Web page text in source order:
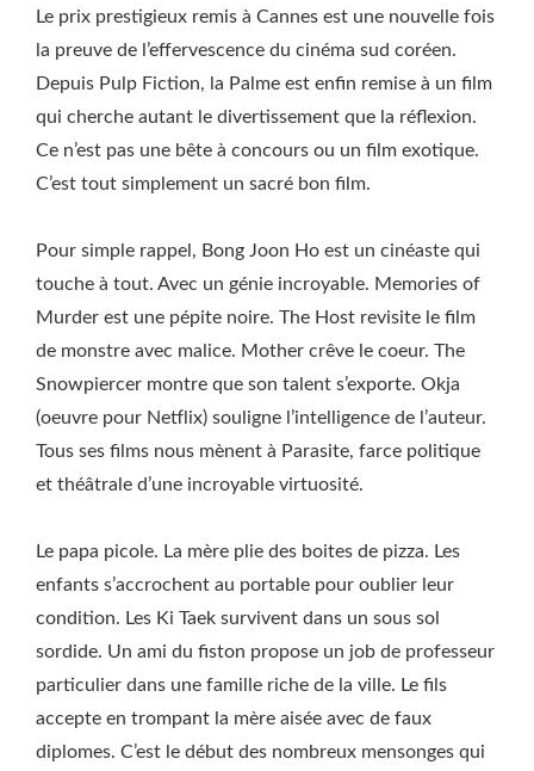
Le prix prestigieux remis à Cannes est une nouvelle fois
la preuve de l’effervescence du cinéma sud coréen.
Depuis Pulp Fiction, la Palme est enfin remise à un film
qui cherche autant le divertissement que la réflexion.
Ce n’est pas une bête à concours ou un film exotique.
C’est tout simplement un sacré bon film.
Pour simple rappel, Bong Joon Ho est un cinéaste qui
touche à tout. Avec un génie incroyable. Memories of
Murder est une pépite noire. The Host revisite le film
de monstre avec malice. Mother crêve le coeur. The
Snowpiercer montre que son talent s’exporte. Okja
(oeuvre pour Netflix) souligne l’intelligence de l’auteur.
Tous ses films nous mènent à Parasite, farce politique
et théâtrale d’une incroyable virtuosité.
Le papa picole. La mère plie des boites de pizza. Les
enfants s’accrochent au portable pour oublier leur
condition. Les Ki Taek survivent dans un sous sol
sordide. Un ami du fiston propose un job de professeur
particulier dans une famille riche de la ville. Le fils
accepte en trompant la mère aisée avec de faux
diplomes. C’est le début des nombreux mensonges qui